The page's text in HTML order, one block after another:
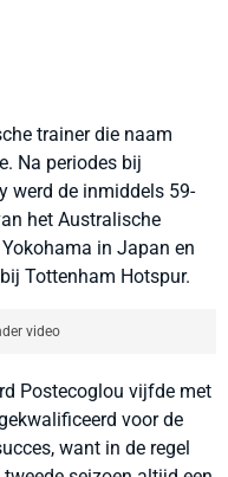
trainer die naam
Na periodes bij
werd de inmiddels 59-
het Australische
in Japan en
Tottenham Hotspur.
video
Postecoglou vijfde met
voor de
want in de regel